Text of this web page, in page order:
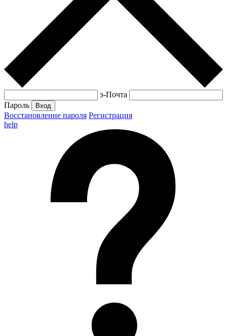
э-Почта
Пароль
Вход
Восстановление пароля Регистрация
help